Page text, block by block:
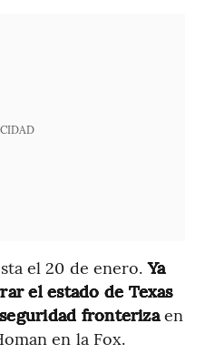
el 20 de enero.Ya
el estado de Texas
fronterizaen
en la Fox.